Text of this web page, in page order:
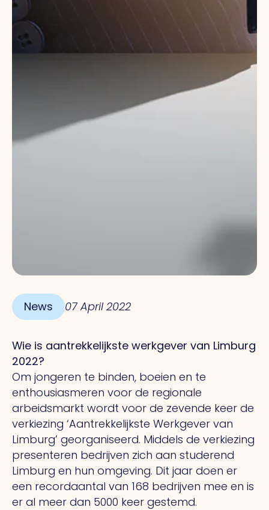
News 07 April 2022
Wie is aantrekkelijkste werkgever van Limburg
2022?
Om jongeren te binden, boeien en te
enthousiasmeren voor de regionale
arbeidsmarkt wordt voor de zevende keer de
verkiezing ‘Aantrekkelijkste Werkgever van
Limburg’ georganiseerd. Middels de verkiezing
presenteren bedrijven zich aan studerend
Limburg en hun omgeving. Dit jaar doen er
een recordaantal van 168 bedrijven mee en is
er al meer dan 5000 keer gestemd.